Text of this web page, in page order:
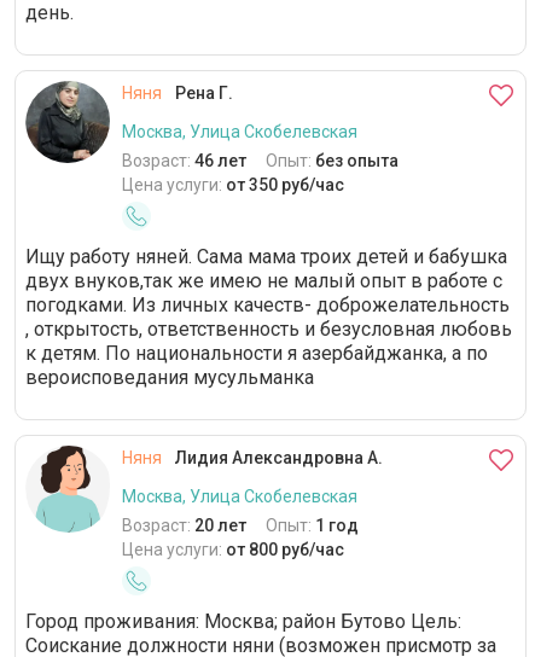
день.
Няня
Рена Г.
Москва, Улица Скобелевская
Возраст: 46 лет Опыт: без опыта
Цена услуги: от 350 руб/час
Ищу работу няней. Сама мама троих детей и бабушка
двух внуков,так же имею не малый опыт в работе с
погодками. Из личных качеств- доброжелательность
, открытость, ответственность и безусловная любовь
к детям. По национальности я азербайджанка, а по
вероисповедания мусульманка
Няня
Лидия Александровна А.
Москва, Улица Скобелевская
Возраст: 20 лет Опыт: 1 год
Цена услуги: от 800 руб/час
Город проживания: Москва; район Бутово Цель:
Соискание должности няни (возможен присмотр за